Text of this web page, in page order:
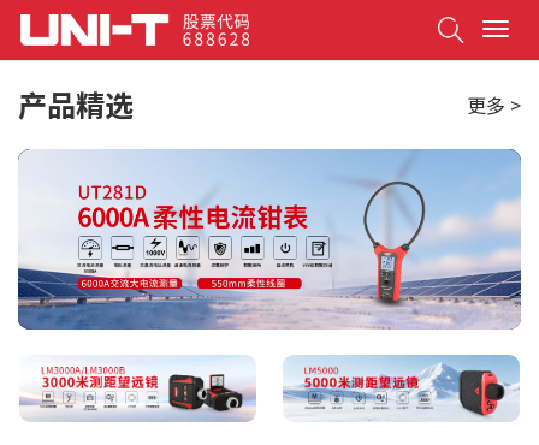
T
o
g
e
a
v
i
g
a
t
o
n
产品精选 更多 >